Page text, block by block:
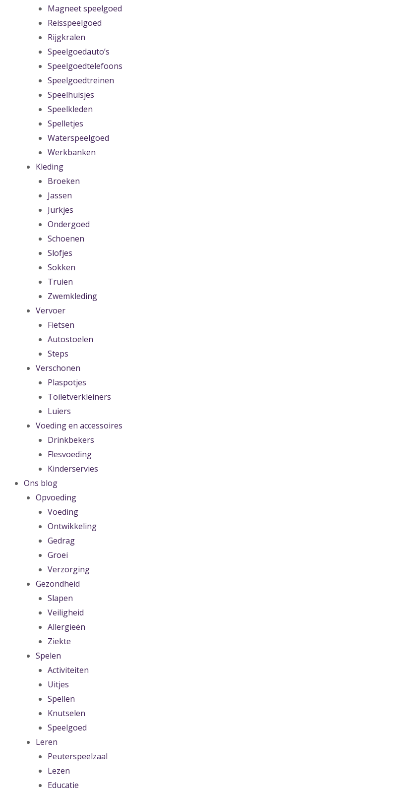
Magneet speelgoed
Reisspeelgoed
Rijgkralen
Speelgoedauto’s
Speelgoedtelefoons
Speelgoedtreinen
Speelhuisjes
Speelkleden
Spelletjes
Waterspeelgoed
Werkbanken
Kleding
Broeken
Jassen
Jurkjes
Ondergoed
Schoenen
Slofjes
Sokken
Truien
Zwemkleding
Vervoer
Fietsen
Autostoelen
Steps
Verschonen
Plaspotjes
Toiletverkleiners
Luiers
Voeding en accessoires
Drinkbekers
Flesvoeding
Kinderservies
Ons blog
Opvoeding
Voeding
Ontwikkeling
Gedrag
Groei
Verzorging
Gezondheid
Slapen
Veiligheid
Allergieën
Ziekte
Spelen
Activiteiten
Uitjes
Spellen
Knutselen
Speelgoed
Leren
Peuterspeelzaal
Lezen
Educatie